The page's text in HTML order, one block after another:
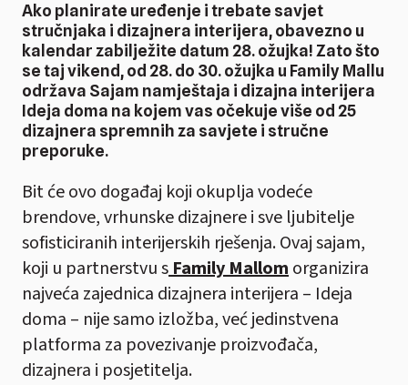
Ako planirate uređenje i trebate savjet
stručnjaka i dizajnera interijera, obavezno u
kalendar zabilježite datum 28. ožujka! Zato što
se taj vikend, od 28. do 30. ožujka u Family Mallu
održava Sajam namještaja i dizajna interijera
Ideja doma na kojem vas očekuje više od 25
dizajnera spremnih za savjete i stručne
preporuke.
Bit će ovo događaj koji okuplja vodeće
brendove, vrhunske dizajnere i sve ljubitelje
sofisticiranih interijerskih rješenja. Ovaj sajam,
koji u partnerstvu sFamily Mallomorganizira
najveća zajednica dizajnera interijera – Ideja
doma – nije samo izložba, već jedinstvena
platforma za povezivanje proizvođača,
dizajnera i posjetitelja.